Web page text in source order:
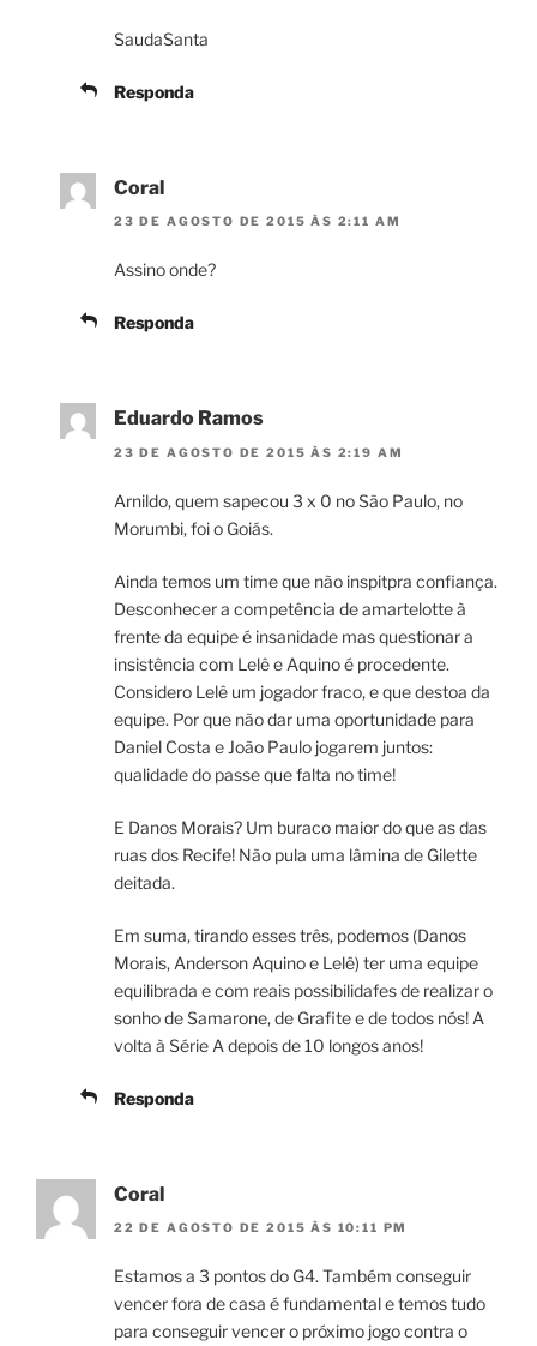
SaudaSanta
Responda
Coral
23 DE AGOSTO DE 2015 ÀS 2:11 AM
Assino onde?
Responda
Eduardo Ramos
23 DE AGOSTO DE 2015 ÀS 2:19 AM
Arnildo, quem sapecou 3 x 0 no São Paulo, no
Morumbi, foi o Goiás.
Ainda temos um time que não inspitpra confiança.
Desconhecer a competência de amartelotte à
frente da equipe é insanidade mas questionar a
insistência com Lelê e Aquino é procedente.
Considero Lelê um jogador fraco, e que destoa da
equipe. Por que não dar uma oportunidade para
Daniel Costa e João Paulo jogarem juntos:
qualidade do passe que falta no time!
E Danos Morais? Um buraco maior do que as das
ruas dos Recife! Não pula uma lâmina de Gilette
deitada.
Em suma, tirando esses três, podemos (Danos
Morais, Anderson Aquino e Lelê) ter uma equipe
equilibrada e com reais possibilidafes de realizar o
sonho de Samarone, de Grafite e de todos nós! A
volta à Série A depois de 10 longos anos!
Responda
Coral
22 DE AGOSTO DE 2015 ÀS 10:11 PM
Estamos a 3 pontos do G4. Também conseguir
vencer fora de casa é fundamental e temos tudo
para conseguir vencer o próximo jogo contra o